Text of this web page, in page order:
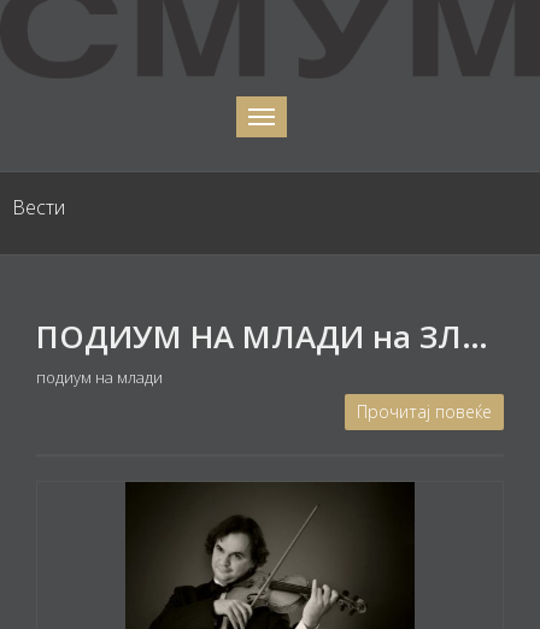
Вести
ПОДИУМ НА МЛАДИ на ЗЛАТНА ЛИРА 2019 - Добитници на наградата на СМУМ на натпреватор „Охридски бисери“ во 2018
подиум на млади
Прочитај повеќе